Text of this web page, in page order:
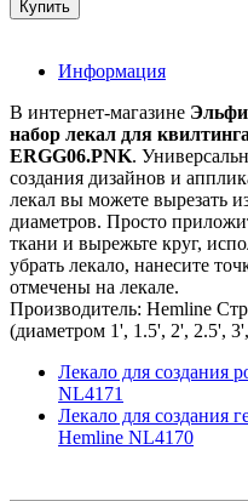
Информация
В интернет-магазине
набор лекал для
ERGG06.PNK.
создания дизайнов и
лекал вы можете вырезать
диаметров. Просто
ткани и вырежьте круг,
убрать лекало, нанесите
отмечены на лекале.
Производитель: Hemline
(диаметром 1', 1.5', 2', 2.5',
Лекало для создания
NL4171
Лекало для создания
Hemline NL4170